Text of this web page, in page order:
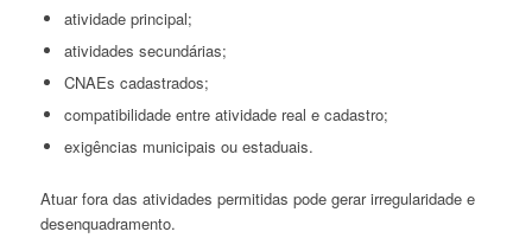
atividade principal;
atividades secundárias;
CNAEs cadastrados;
compatibilidade entre atividade real e cadastro;
exigências municipais ou estaduais.
Atuar fora das atividades permitidas pode gerar irregularidade e
desenquadramento.